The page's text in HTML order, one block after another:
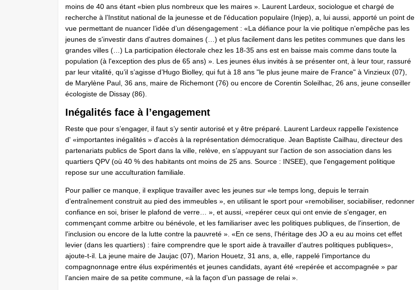
moins de 40 ans étant «bien plus nombreux que les maires ». Laurent Lardeux, sociologue et chargé de
recherche à l’Institut national de la jeunesse et de l'éducation populaire (Injep), a, lui aussi, apporté un point de
vue permettant de nuancer l’idée d’un désengagement : «La défiance pour la vie politique n'empêche pas les
jeunes de s'investir dans d'autres domaines (…) et plus facilement dans les petites communes que dans les
grandes villes (…) La participation électorale chez les 18-35 ans est en baisse mais comme dans toute la
population (à l'exception des plus de 65 ans) ». Les jeunes élus invités à se présenter ont, à leur tour, rassuré
par leur vitalité, qu’il s’agisse d’Hugo Biolley, qui fut à 18 ans "le plus jeune maire de France" à Vinzieux (07),
de Marylène Paul, 36 ans, maire de Richemont (76) ou encore de Corentin Soleilhac, 26 ans, jeune conseiller
écologiste de Dissay (86).
Inégalités face à l’engagement
Reste que pour s’engager, il faut s’y sentir autorisé et y être préparé. Laurent Lardeux rappelle l'existence
d' «importantes inégalités » d'accès à la représentation démocratique. Jean Baptiste Cailhau, directeur des
partenariats publics de Sport dans la ville, relève, en s’appuyant sur l’action de son association dans les
quartiers QPV (où 40 % des habitants ont moins de 25 ans. Source : INSEE), que l'engagement politique
repose sur une acculturation familiale.
Pour pallier ce manque, il explique travailler avec les jeunes sur «le temps long, depuis le terrain
d’entraînement construit au pied des immeubles », en utilisant le sport pour «remobiliser, sociabiliser, redonner
confiance en soi, briser le plafond de verre… », et aussi, «repérer ceux qui ont envie de s'engager, en
commençant comme arbitre ou bénévole, et les familiariser avec les politiques publiques, de l'insertion, de
l'inclusion ou encore de la lutte contre la pauvreté ». «En ce sens, l’héritage des JO a eu au moins cet effet
levier (dans les quartiers) : faire comprendre que le sport aide à travailler d’autres politiques publiques»,
ajoute-t-il. La jeune maire de Jaujac (07), Marion Houetz, 31 ans, a, elle, rappelé l’importance du
compagnonnage entre élus expérimentés et jeunes candidats, ayant été «repérée et accompagnée » par
l’ancien maire de sa petite commune, «à la façon d’un passage de relai ».